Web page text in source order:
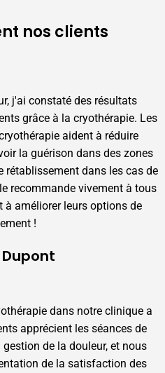
nos clients
j'ai constaté des résultats
grâce à la cryothérapie. Les
aident à réduire
la guérison dans des zones
rétablissement dans les cas de
recommande vivement à tous
à améliorer leurs options de
!
dans notre clinique a
apprécient les séances de
de la douleur, et nous
de la satisfaction des